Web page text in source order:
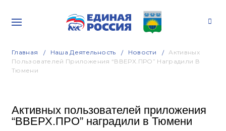
Главная Наша Деятельность Новости
Активных
Пользователей Приложения “ВВЕРХ.ПРО” Наградили В
Тюмени
Активных пользователей приложения
“ВВЕРХ.ПРО” наградили в Тюмени